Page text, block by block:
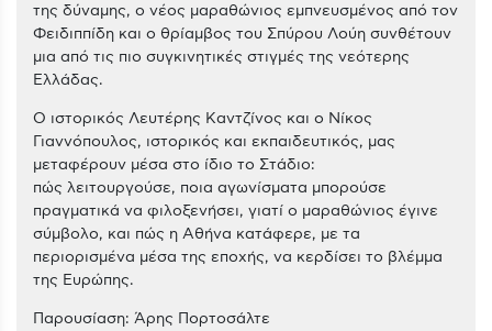
της δύναμης, ο νέος μαραθώνιος εμπνευσμένος από τον
Φειδιππίδη και ο θρίαμβος του Σπύρου Λούη συνθέτουν
μια από τις πιο συγκινητικές στιγμές της νεότερης
Ελλάδας.
Ο ιστορικός Λευτέρης Καντζίνος και ο Νίκος
Γιαννόπουλος, ιστορικός και εκπαιδευτικός, μας
μεταφέρουν μέσα στο ίδιο το Στάδιο:
πώς λειτουργούσε, ποια αγωνίσματα μπορούσε
πραγματικά να φιλοξενήσει, γιατί ο μαραθώνιος έγινε
σύμβολο, και πώς η Αθήνα κατάφερε, με τα
περιορισμένα μέσα της εποχής, να κερδίσει το βλέμμα
της Ευρώπης.
Παρουσίαση: Άρης Πορτοσάλτε